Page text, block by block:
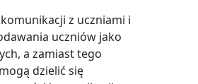
z uczniami i
uczniów jako
a zamiast tego
dzielić się